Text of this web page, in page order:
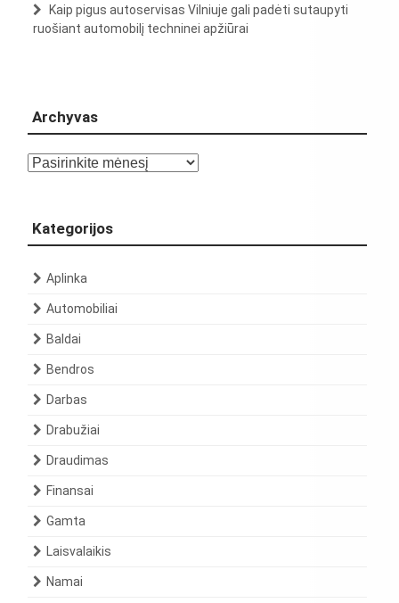
Kaip pigus autoservisas Vilniuje gali padėti sutaupyti
ruošiant automobilį techninei apžiūrai
Archyvas
Archyvas
Kategorijos
Aplinka
Automobiliai
Baldai
Bendros
Darbas
Drabužiai
Draudimas
Finansai
Gamta
Laisvalaikis
Namai